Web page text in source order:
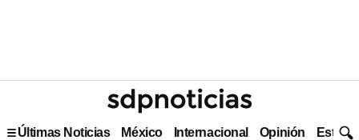
Últimas Noticias México Internacional Opinión Estilo